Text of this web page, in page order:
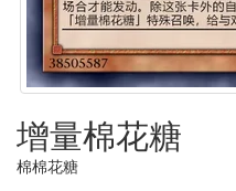
增量棉花糖
棉棉花糖